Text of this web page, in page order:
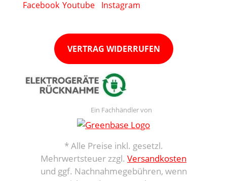
VERTRAG WIDERRUFEN
Ein Fachhändler von
* Alle Preise inkl. gesetzl.
Mehrwertsteuer zzgl. Versandkosten
und ggf. Nachnahmegebühren, wenn